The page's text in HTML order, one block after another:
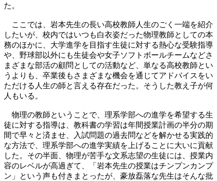
た。
ここでは、 岩本先生の長い高校教師人生のごく一端を紹介
したいが、 校内ではいつも白衣姿だった物理教師としての本
務のほかに、 大学進学を目指す生徒に対する熱心な受験指導
や、 野球部以外にも生徒会や女子ソフトボールチームなどさ
まざまな部活の顧問としての活動など、単なる高校教師とい
うよりも、 卒業後もさまざまな機会を通じてアドバイスをい
ただける人生の師と言える存在だった。そうした教え子が何
人もいる。
物理の教師ということで、 理系学部への進学を希望する生
徒に対する指導は、 教科書の学習は年間授業計画の半分の期
間で早々と済ませ、
入試問題の過去問などを解かせる実践的
な方法で、 理系学部への進学実績を上げることに大いに貢献
した。その半面、 物理が苦手な文系志望の生徒には、授業内
容のレベルが高過ぎて、
「岩本先生の授業はチンプンカンプ
ン」
という声も付きまとったが、 豪放磊落な先生はそんな批